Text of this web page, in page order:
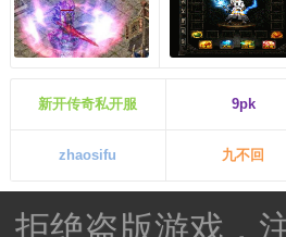
新开传奇私开服 9pk
zhaosifu 九不回
拒绝盗版游戏，